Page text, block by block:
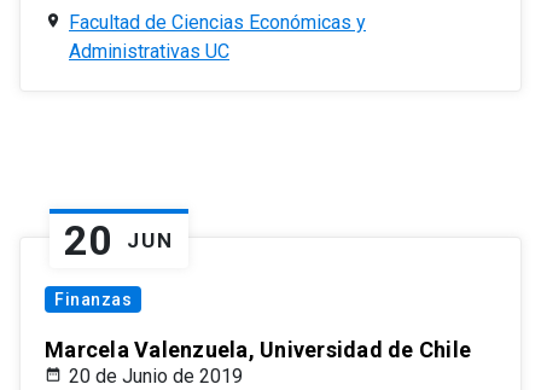
Facultad de Ciencias Económicas y
Administrativas UC
20 JUN
Finanzas
Marcela Valenzuela, Universidad de Chile
20 de Junio de 2019